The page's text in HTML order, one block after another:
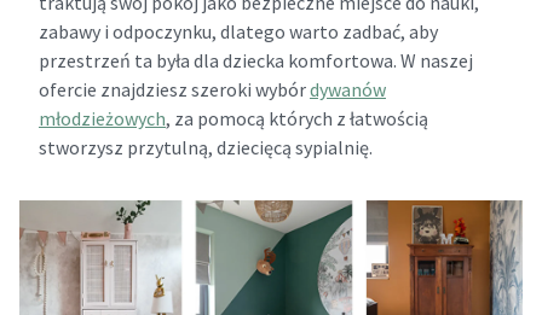
zabawy i odpoczynku, dlatego warto zadbać, aby
przestrzeń ta była dla dziecka komfortowa. W naszej
ofercie znajdziesz szeroki wybórdywanów
młodzieżowych, za pomocą których z łatwością
stworzysz przytulną, dziecięcą sypialnię.